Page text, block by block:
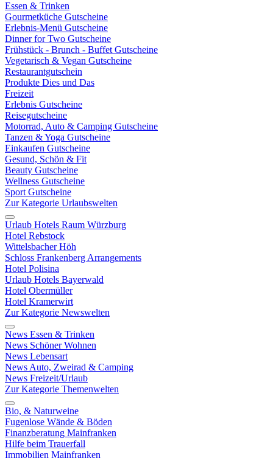
Essen & Trinken
Gourmetküche Gutscheine
Erlebnis-Menü Gutscheine
Dinner for Two Gutscheine
Frühstück - Brunch - Buffet Gutscheine
Vegetarisch & Vegan Gutscheine
Restaurantgutschein
Produkte Dies und Das
Freizeit
Erlebnis Gutscheine
Reisegutscheine
Motorrad, Auto & Camping Gutscheine
Tanzen & Yoga Gutscheine
Einkaufen Gutscheine
Gesund, Schön & Fit
Beauty Gutscheine
Wellness Gutscheine
Sport Gutscheine
Zur Kategorie Urlaubswelten
Urlaub Hotels Raum Würzburg
Hotel Rebstock
Wittelsbacher Höh
Schloss Frankenberg Arrangements
Hotel Polisina
Urlaub Hotels Bayerwald
Hotel Obermüller
Hotel Kramerwirt
Zur Kategorie Newswelten
News Essen & Trinken
News Schöner Wohnen
News Lebensart
News Auto, Zweirad & Camping
News Freizeit/Urlaub
Zur Kategorie Themenwelten
Bio, & Naturweine
Fugenlose Wände & Böden
Finanzberatung Mainfranken
Hilfe beim Trauerfall
Immobilien Mainfranken